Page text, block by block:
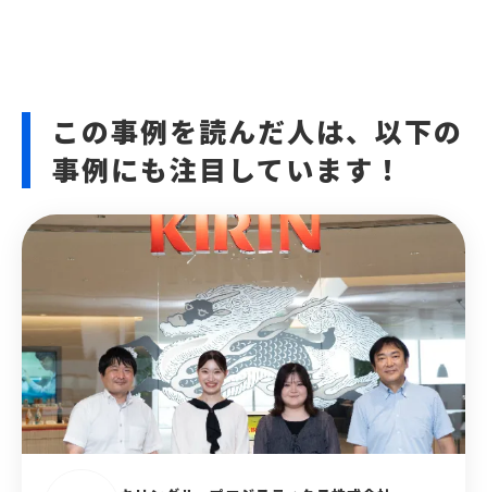
この事例を読んだ人は、以下の
事例にも注目しています！